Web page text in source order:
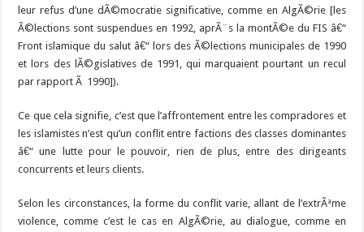
leur refus d’une dÃ©mocratie significative, comme en AlgÃ©rie [les
Ã©lections sont suspendues en 1992, aprÃ¨s la montÃ©e du FIS â€“
Front islamique du salut â€“ lors des Ã©lections municipales de 1990
et lors des lÃ©gislatives de 1991, qui marquaient pourtant un recul
par rapport Ã 1990]).
Ce que cela signifie, c’est que l’affrontement entre les compradores et
les islamistes n’est qu’un conflit entre factions des classes dominantes
â€“ une lutte pour le pouvoir, rien de plus, entre des dirigeants
concurrents et leurs clients.
Selon les circonstances, la forme du conflit varie, allant de l’extrÃªme
violence, comme c’est le cas en AlgÃ©rie, au dialogue, comme en